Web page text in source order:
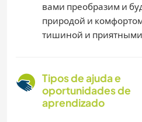
вами преобразим и
природой и
тишиной и
Tipos de ajuda e
oportunidades de
aprendizado